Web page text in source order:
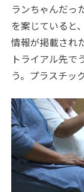
ランちゃんだっ
を案じていると
情報が掲載され
トライアル先で
う。プラスチッ